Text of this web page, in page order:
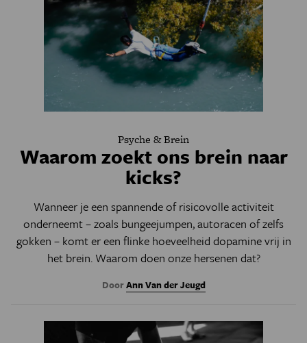
Psyche & Brein
Waarom zoekt ons brein naar
kicks?
Wanneer je een spannende of risicovolle activiteit
onderneemt – zoals bungeejumpen, autoracen of zelfs
gokken – komt er een flinke hoeveelheid dopamine vrij in
het brein. Waarom doen onze hersenen dat?
DoorAnn Van der Jeugd